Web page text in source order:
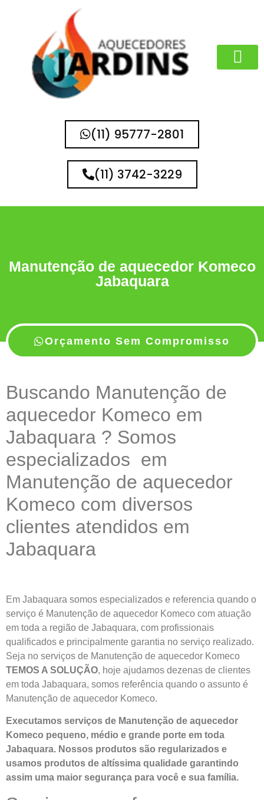
(11) 95777-2801
(11) 3742-3229
Manutenção de aquecedor Komeco
Jabaquara
Orçamento Sem Compromisso
Buscando Manutenção de
aquecedor Komeco em
Jabaquara ? Somos
especializados em
Manutenção de aquecedor
Komeco com diversos
clientes atendidos em
Jabaquara
Em Jabaquara somos especializados e referencia quando o
serviço é Manutenção de aquecedor Komeco com atuação
em toda a região de Jabaquara, com profissionais
qualificados e principalmente garantia no serviço realizado.
Seja no serviços de Manutenção de aquecedor Komeco
TEMOS A SOLUÇÃO, hoje ajudamos dezenas de clientes
em toda Jabaquara, somos referência quando o assunto é
Manutenção de aquecedor Komeco.
Executamos serviços de Manutenção de aquecedor
Komeco pequeno, médio e grande porte em toda
Jabaquara. Nossos produtos são regularizados e
usamos produtos de altíssima qualidade garantindo
assim uma maior segurança para você e sua família.